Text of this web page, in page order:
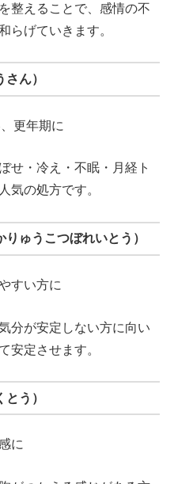
整えることで、感情の不
らげていきます。
ん）
更年期に
せ・冷え・不眠・月経ト
気の処方です。
ゅうこつぼれいとう）
すい方に
分が安定しない方に向い
安定させます。
う）
に